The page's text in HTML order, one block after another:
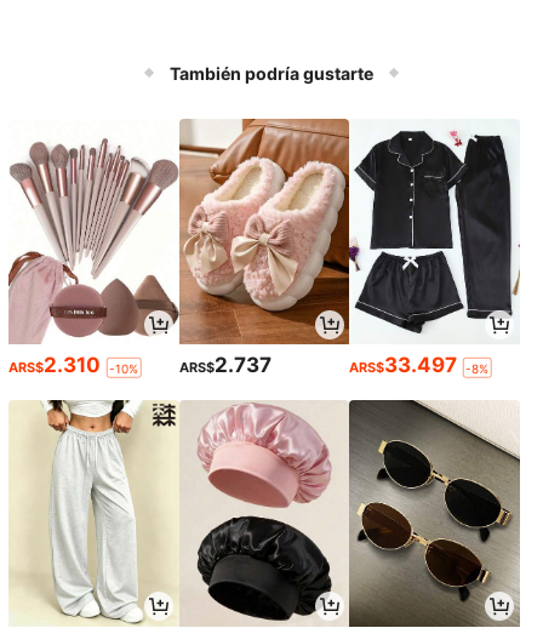
También podría gustarte
ARS$2.310 -10% ARS$2.737 ARS$33.497 -8%